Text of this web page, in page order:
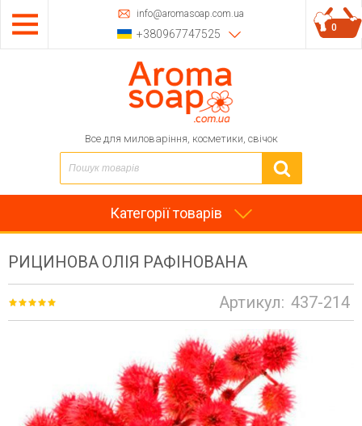
info@aromasoap.com.ua
+380967747525
Все для миловаріння, косметики, свічок
0
Категорії товарів
РИЦИНОВА ОЛІЯ РАФІНОВАНА
Артикул: 437-214